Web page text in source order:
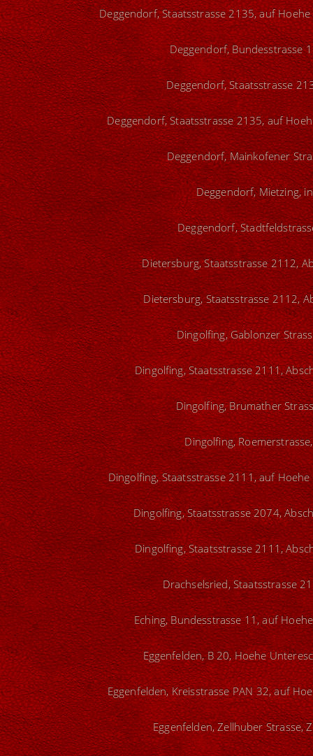
Deggendorf, Staatsstrasse 2135, auf
Deggendorf, Bundesstrasse
Deggendorf, Staatsstrasse
Deggendorf, Staatsstrasse 2135, auf
Deggendorf, Mainkofener
Deggendorf, Mietzing,
Deggendorf,
Dietersburg, Staatsstrasse 2112,
Dietersburg, Staatsstrasse 2112,
Dingolfing, Gablonzer
Dingolfing, Staatsstrasse 2111,
Dingolfing, Brumather
Dingolfing,
Dingolfing, Staatsstrasse 2111, auf
Dingolfing, Staatsstrasse 2074,
Dingolfing, Staatsstrasse 2111,
Drachselsried, Staatsstrasse
Eching, Bundesstrasse 11, auf
Eggenfelden, B 20, Hoehe
Eggenfelden, Kreisstrasse PAN 32, auf
Eggenfelden, Zellhuber Strasse,